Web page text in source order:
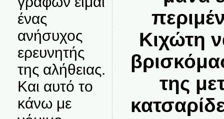
ένας
ανήσυχος
ερευνητής
της αλήθειας.
Και αυτό το
κάνω με
Κιχώτη
της